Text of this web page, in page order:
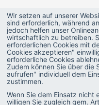
Wir setzen auf unserer
sind erforderlich, während
jedoch helfen unser
wirtschaftlich zu betreiben.
erforderlichen Cookies mit
Cookies akzeptieren"
erforderliche Cookies
Zudem können Sie über die
aufrufen" individuell dem
zustimmen.
Wenn Sie dem Einsatz nicht
willigen Sie zugleich gem.